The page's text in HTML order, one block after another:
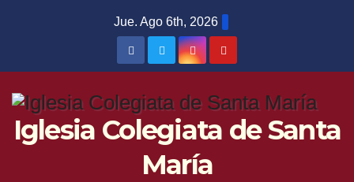
Jue. Ago 6th, 2026
Iglesia Colegiata de Santa
María